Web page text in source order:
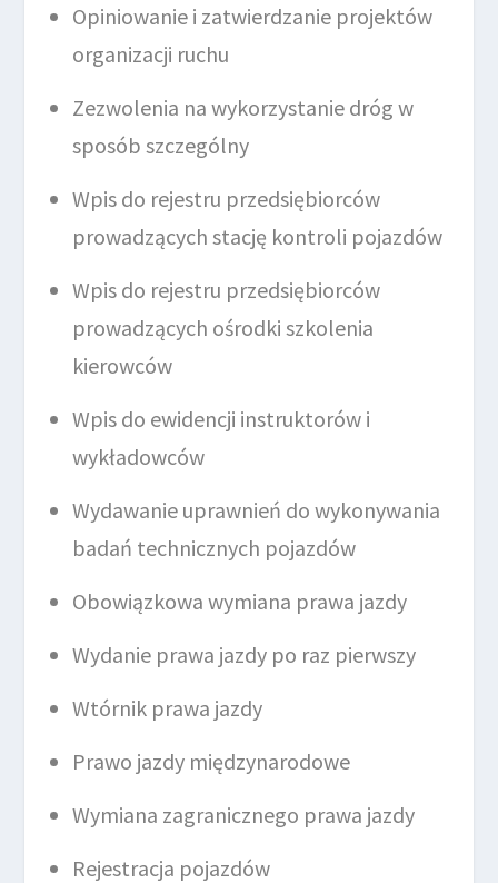
Opiniowanie i zatwierdzanie projektów
organizacji ruchu
Zezwolenia na wykorzystanie dróg w
sposób szczególny
Wpis do rejestru przedsiębiorców
prowadzących stację kontroli pojazdów
Wpis do rejestru przedsiębiorców
prowadzących ośrodki szkolenia
kierowców
Wpis do ewidencji instruktorów i
wykładowców
Wydawanie uprawnień do wykonywania
badań technicznych pojazdów
Obowiązkowa wymiana prawa jazdy
Wydanie prawa jazdy po raz pierwszy
Wtórnik prawa jazdy
Prawo jazdy międzynarodowe
Wymiana zagranicznego prawa jazdy
Rejestracja pojazdów